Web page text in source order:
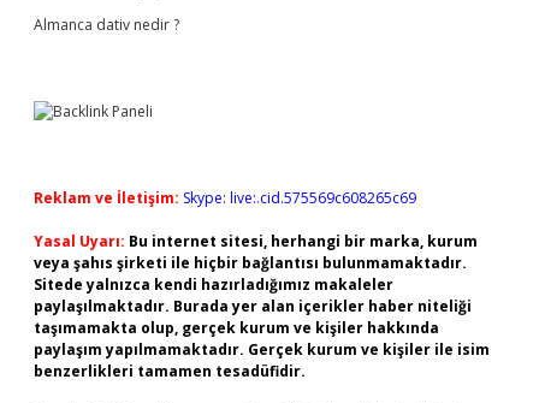
Almanca dativ nedir ?
Reklam ve İletişim: Skype: live:.cid.575569c608265c69
Yasal Uyarı: Bu internet sitesi, herhangi bir marka, kurum
veya şahıs şirketi ile hiçbir bağlantısı bulunmamaktadır.
Sitede yalnızca kendi hazırladığımız makaleler
paylaşılmaktadır. Burada yer alan içerikler haber niteliği
taşımamakta olup, gerçek kurum ve kişiler hakkında
paylaşım yapılmamaktadır. Gerçek kurum ve kişiler ile isim
benzerlikleri tamamen tesadüfidir.